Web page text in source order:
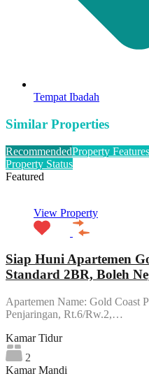
Tempat Ibadah
Similar Properties
RecommendedProperty Features
Property Status
Featured
View Property
Siap Huni Apartemen
Standard 2BR, Boleh
Apartemen Name: Gold Coast
Penjaringan, Rt.6/Rw.2,…
Kamar Tidur
2
Kamar Mandi